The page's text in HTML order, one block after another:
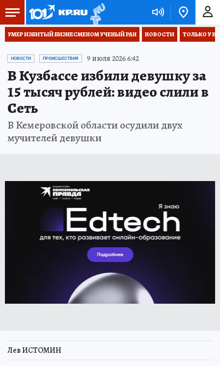
УМЕР ИЗБИТЫЙ БИЗНЕСМЕНОМ УЧЕНЫЙ РАН НОВОСТИ ТОЛЬКО У
НОВОСТИ ПРОИСШЕСТВИЯ 9 июля 2026 6:42
В Кузбассе избили девушку за
15 тысяч рублей: видео слили в
Сеть
В Кемеровской области осудили двух
мучителей девушки
Лев ИСТОМИН